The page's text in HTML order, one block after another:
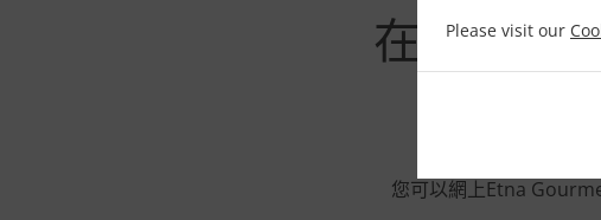
Please visit our
在
您可以網上Etna